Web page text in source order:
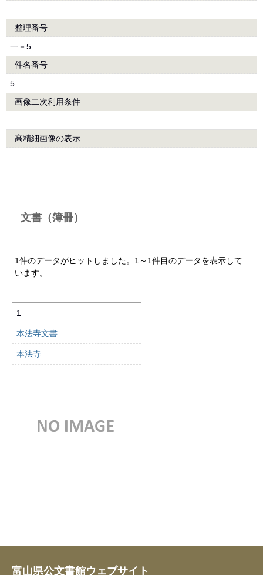
整理番号
一－5
件名番号
5
画像二次利用条件
高精細画像の表示
文書（簿冊）
1件のデータがヒットしました。1～1件目のデータを表示して
います。
1
本法寺文書
本法寺
富山県公文書館ウェブサイト